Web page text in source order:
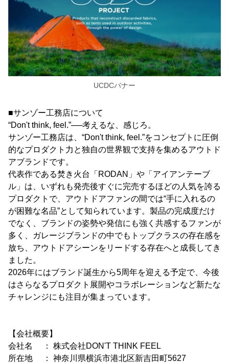
UCDCバナー
■サンゾー工務店について
“Don't think, feel.”──考えるな、感じろ。
サンゾー工務店は、“Don't think, feel.”をコンセプトに圧倒
的なプロダクト力と独自の世界観で支持を集めるアウトド
アブランドです。
代表作である焚き火台「RODAN」や「アイアンテーブ
ル」は、いずれも発売後すぐに完売するほどの人気を誇る
プロダクトで、アウトドアファンの間では“手に入れるの
が困難な名品”として知られています。製品の完成度だけ
でなく、ブランドの姿勢や発信にも強く共感するファンが
多く、ガレージブランドの中でもトップクラスの存在感を
放ち、アウトドアシーンをリードする存在へと成長してき
ました。
2026年にはブランド誕生から5周年を迎える予定で、今後
はさらなるプロダクト展開やコラボレーションなど新たな
チャレンジにも注目が集まっています。
【会社概要】
会社名 ： 株式会社DON'T THINK FEEL
所在地 ： 神奈川県横浜市港北区新吉田町5627